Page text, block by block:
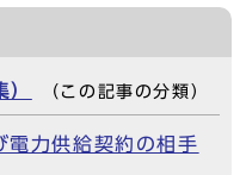
（この記事の分類）
力供給契約の相手